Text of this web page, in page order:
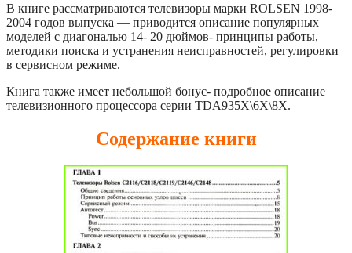
В книге рассматриваются телевизоры марки ROLSEN 1998-
2004 годов выпуска — приводится описание популярных
моделей с диагональю 14- 20 дюймов- принципы работы,
методики поиска и устранения неисправностей, регулировки
в сервисном режиме.
Книга также имеет небольшой бонус- подробное описание
телевизионного процессора серии TDA935X\6X\8X.
Содержание книги